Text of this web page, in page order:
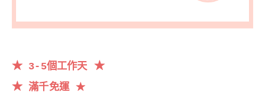
★ 3-5個工作天★
★ 滿千免運 ★